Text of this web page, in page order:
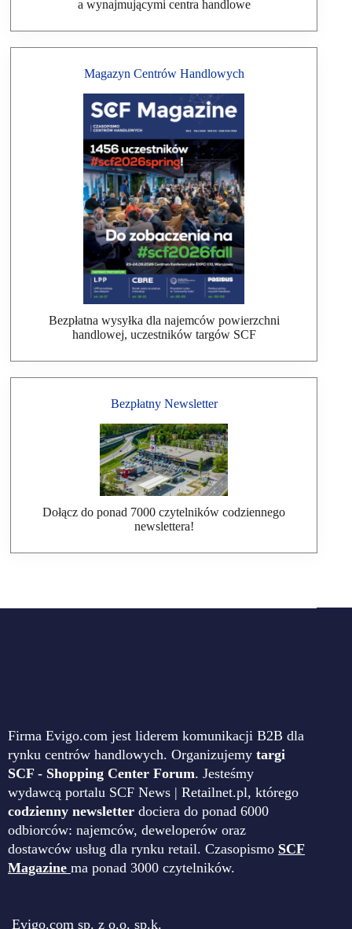
a wynajmującymi centra handlowe
Magazyn Centrów Handlowych
Bezpłatna wysyłka dla najemców powierzchni
handlowej, uczestników targów SCF
Bezpłatny Newsletter
Dołącz do ponad 7000 czytelników codziennego
newslettera!
Firma Evigo.com jest liderem komunikacji B2B dla
rynku centrów handlowych. Organizujemy targi
SCF - Shopping Center Forum. Jesteśmy
wydawcą portalu SCF News | Retailnet.pl, którego
codzienny newsletter dociera do ponad 6000
odbiorców: najemców, deweloperów oraz
dostawców usług dla rynku retail. Czasopismo SCF
Magazine ma ponad 3000 czytelników.
Evigo.com sp. z o.o. sp.k.